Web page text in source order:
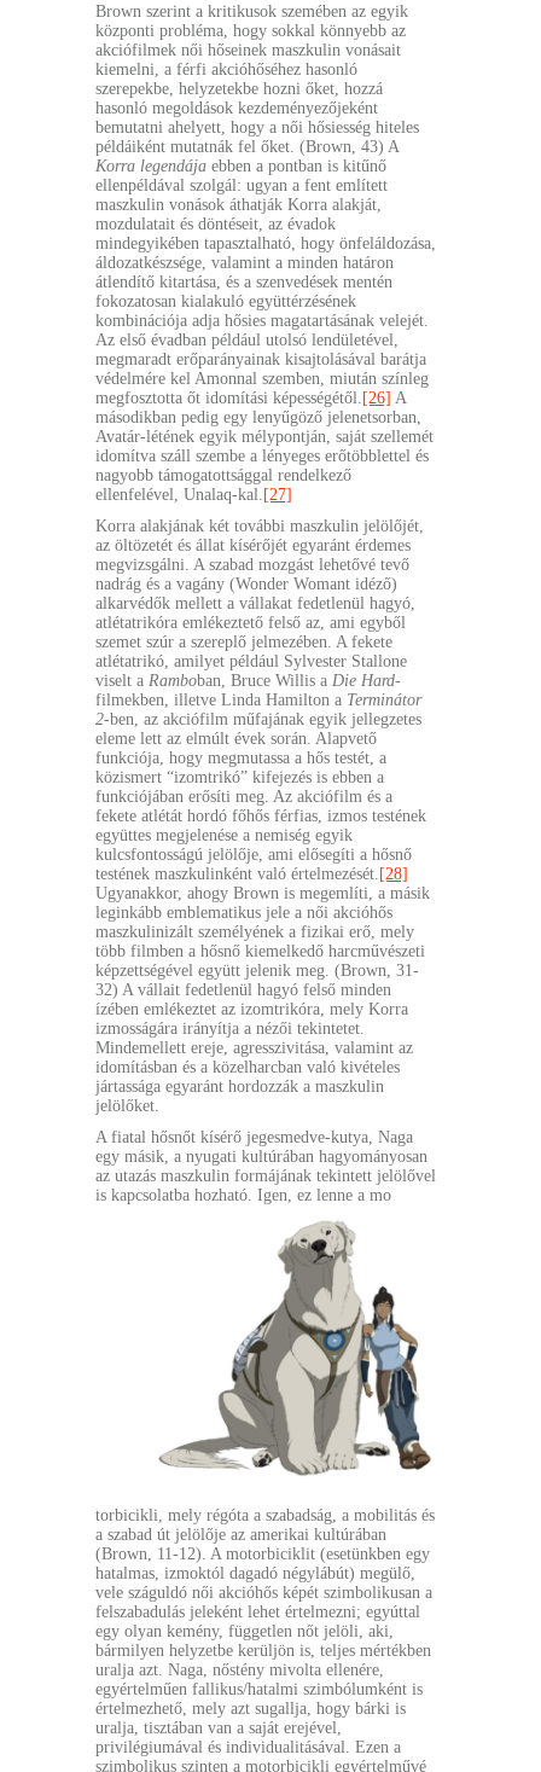
Brown szerint a kritikusok szemében az egyik
központi probléma, hogy sokkal könnyebb az
akciófilmek női hőseinek maszkulin vonásait
kiemelni, a férfi akcióhőséhez hasonló
szerepekbe, helyzetekbe hozni őket, hozzá
hasonló megoldások kezdeményezőjeként
bemutatni ahelyett, hogy a női hősiesség hiteles
példáiként mutatnák fel őket. (Brown, 43) A
Korra legendája ebben a pontban is kitűnő
ellenpéldával szolgál: ugyan a fent említett
maszkulin vonások áthatják Korra alakját,
mozdulatait és döntéseit, az évadok
mindegyikében tapasztalható, hogy önfeláldozása,
áldozatkészsége, valamint a minden határon
átlendítő kitartása, és a szenvedések mentén
fokozatosan kialakuló együttérzésének
kombinációja adja hősies magatartásának velejét.
Az első évadban például utolsó lendületével,
megmaradt erőparányainak kisajtolásával barátja
védelmére kel Amonnal szemben, miután színleg
megfosztotta őt idomítási képességétől. [26] A
másodikban pedig egy lenyűgöző jelenetsorban,
Avatár-létének egyik mélypontján, saját szellemét
idomítva száll szembe a lényeges erőtöbblettel és
nagyobb támogatottsággal rendelkező
ellenfelével, Unalaq-kal. [27]
Korra alakjának két további maszkulin jelölőjét,
az öltözetét és állat kísérőjét egyaránt érdemes
megvizsgálni. A szabad mozgást lehetővé tevő
nadrág és a vagány (Wonder Womant idéző)
alkarvédők mellett a vállakat fedetlenül hagyó,
atlétatrikóra emlékeztető felső az, ami egyből
szemet szúr a szereplő jelmezében. A fekete
atlétatrikó, amilyet például Sylvester Stallone
viselt a Ramboban, Bruce Willis a Die Hard-
filmekben, illetve Linda Hamilton a Terminátor
2-ben, az akciófilm műfajának egyik jellegzetes
eleme lett az elmúlt évek során. Alapvető
funkciója, hogy megmutassa a hős testét, a
közismert “izomtrikó” kifejezés is ebben a
funkciójában erősíti meg. Az akciófilm és a
fekete atlétát hordó főhős férfias, izmos testének
együttes megjelenése a nemiség egyik
kulcsfontosságú jelölője, ami elősegíti a hősnő
testének maszkulinként való értelmezését. [28]
Ugyanakkor, ahogy Brown is megemlíti, a másik
leginkább emblematikus jele a női akcióhős
maszkulinizált személyének a fizikai erő, mely
több filmben a hősnő kiemelkedő harcművészeti
képzettségével együtt jelenik meg. (Brown, 31-
32) A vállait fedetlenül hagyó felső minden
ízében emlékeztet az izomtrikóra, mely Korra
izmosságára irányítja a nézői tekintetet.
Mindemellett ereje, agresszivitása, valamint az
idomításban és a közelharcban való kivételes
jártassága egyaránt hordozzák a maszkulin
jelölőket.
A fiatal hősnőt kísérő jegesmedve-kutya, Naga
egy másik, a nyugati kultúrában hagyományosan
az utazás maszkulin formájának tekintett jelölővel
is kapcsolatba hozható. Igen, ez lenne a mo
torbicikli, mely régóta a szabadság, a mobilitás és
a szabad út jelölője az amerikai kultúrában
(Brown, 11-12). A motorbiciklit (esetünkben egy
hatalmas, izmoktól dagadó négylábút) megülő,
vele száguldó női akcióhős képét szimbolikusan a
felszabadulás jeleként lehet értelmezni; egyúttal
egy olyan kemény, független nőt jelöli, aki,
bármilyen helyzetbe kerüljön is, teljes mértékben
uralja azt. Naga, nőstény mivolta ellenére,
egyértelműen fallikus/hatalmi szimbólumként is
értelmezhető, mely azt sugallja, hogy bárki is
uralja, tisztában van a saját erejével,
privilégiumával és individualitásával. Ezen a
szimbolikus szinten a motorbicikli egyértelművé